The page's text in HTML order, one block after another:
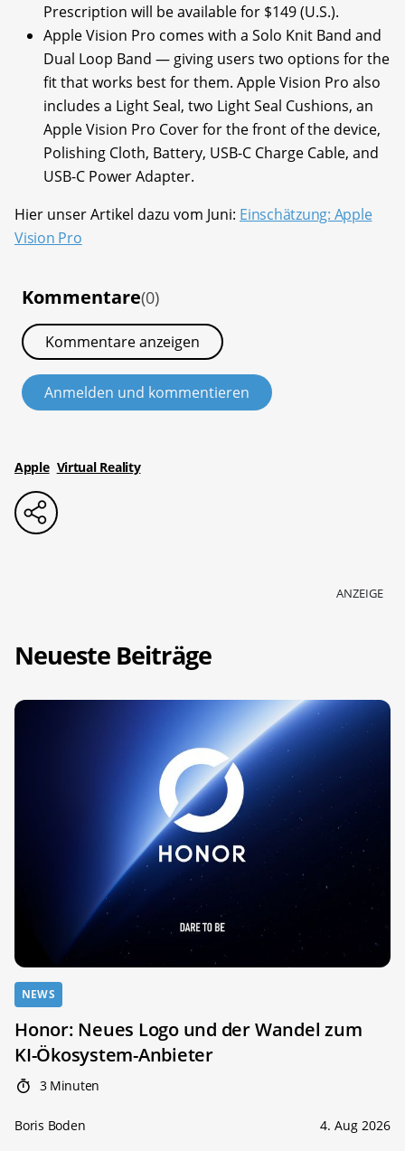
Prescription will be available for $149 (U.S.).
Apple Vision Pro comes with a Solo Knit Band and
Dual Loop Band — giving users two options for the
fit that works best for them. Apple Vision Pro also
includes a Light Seal, two Light Seal Cushions, an
Apple Vision Pro Cover for the front of the device,
Polishing Cloth, Battery, USB-C Charge Cable, and
USB-C Power Adapter.
Hier unser Artikel dazu vom Juni: Einschätzung: Apple
Vision Pro
Kommentare(0)
Kommentare anzeigen
Anmelden und kommentieren
Apple Virtual Reality
ANZEIGE
Neueste Beiträge
NEWS
Honor: Neues Logo und der Wandel zum
KI-Ökosystem-Anbieter
3 Minuten
Boris Boden 4. Aug 2026